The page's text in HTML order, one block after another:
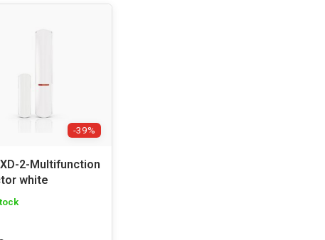
-39%
2-Multifunction
white